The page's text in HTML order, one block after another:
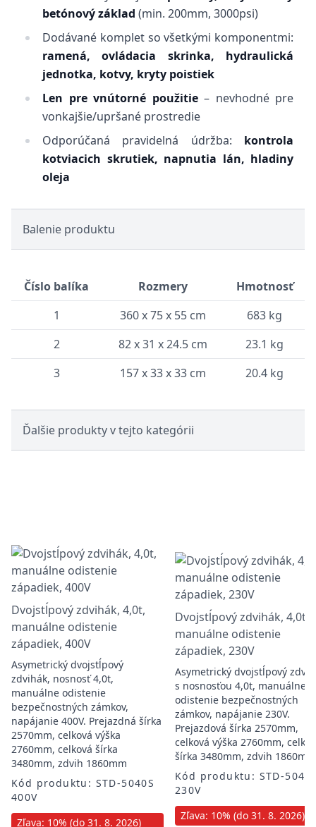
betónový základ (min. 200mm, 3000psi)
Dodávané komplet so všetkými komponentmi:
ramená, ovládacia skrinka, hydraulická
jednotka, kotvy, kryty poistiek
Len pre vnútorné použitie– nevhodné pre
vonkajšie/upršané prostredie
Odporúčaná pravidelná údržba: kontrola
kotviacich skrutiek, napnutia lán, hladiny
oleja
Balenie produktu
Číslo balíka Rozmery
Hmotnosť
1
360 x 75 x 55 cm
683 kg
2
82 x 31 x 24.5 cm
23.1 kg
3
157 x 33 x 33 cm 20.4 kg
Ďalšie produkty v tejto kategórii
Dvojstĺpový zdvihák, 4,0t,
manuálne odistenie
západiek, 400V
Asymetrický dvojstĺpový
zdvihák, nosnosť 4,0t,
manuálne odistenie
bezpečnostných zámkov,
napájanie 400V. Prejazdná šírka
2570mm, celková výška
2760mm, celková šírka
3480mm, zdvih 1860mm
Kód produktu: STD-5040S
400V
Zľava: 10% (do 31. 8. 2026)
Dvojstĺpový zdvihák, 4,0t,
manuálne odistenie
západiek, 230V
Asymetrický dvojstĺpový
s nosnosťou 4,0t, manuálne
odistenie bezpečnostných
zámkov, napájanie 230V.
Prejazdová šírka 2570mm,
celková výška 2760mm,
šírka 3480mm, zdvih
Kód produktu: STD-
230V
Zľava: 10% (do 31. 8. 2026)